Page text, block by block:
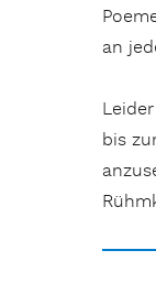
an
bis